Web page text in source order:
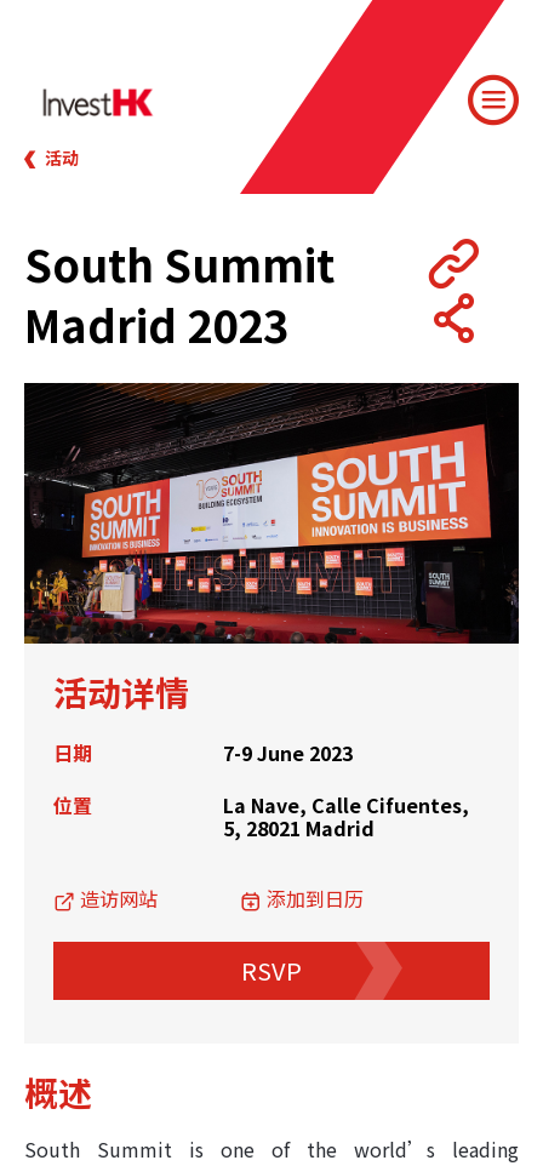
活动
South Summit
Madrid 2023
活动详情
日期
7-9 June 2023
位置
La Nave, Calle Cifuentes,
5, 28021 Madrid
造访网站 添加到日历
RSVP
概述
South Summit is one of the world’s leading